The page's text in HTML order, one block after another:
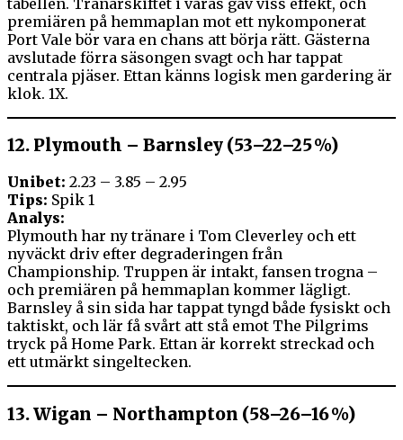
premiären på hemmaplan mot ett nykomponerat
Port Vale bör vara en chans att börja rätt. Gästerna
avslutade förra säsongen svagt och har tappat
centrala pjäser. Ettan känns logisk men gardering är
klok. 1X.
12. Plymouth – Barnsley (53–22–25 %)
Unibet: 2.23 – 3.85 – 2.95
Tips: Spik 1
Analys:
Plymouth har ny tränare i Tom Cleverley och ett
nyväckt driv efter degraderingen från
Championship. Truppen är intakt, fansen trogna –
och premiären på hemmaplan kommer lägligt.
Barnsley å sin sida har tappat tyngd både fysiskt och
taktiskt, och lär få svårt att stå emot The Pilgrims
tryck på Home Park. Ettan är korrekt streckad och
ett utmärkt singeltecken.
13.Wigan – Northampton (58–26–16 %)